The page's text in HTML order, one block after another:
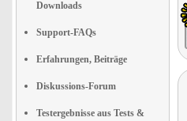
Downloads
Support-FAQs
Erfahrungen, Beiträge
Diskussions-Forum
Testergebnisse aus Tests &